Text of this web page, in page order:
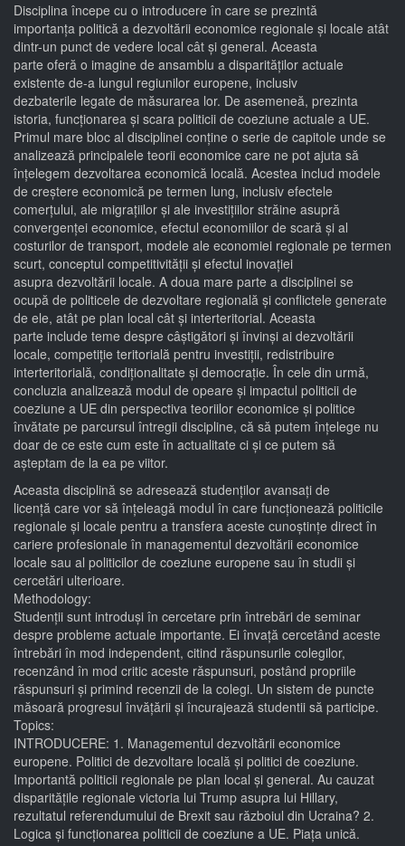
Disciplina începe cu o introducere în care se prezintă
importanța politică a dezvoltării economice regionale și locale atât
dintr-un punct de vedere local cât și general. Aceasta
parte oferă o imagine de ansamblu a disparităților actuale
existente de-a lungul regiunilor europene, inclusiv
dezbaterile legate de măsurarea lor. De asemeneă, prezinta
istoria, funcționarea și scara politicii de coeziune actuale a UE.
Primul mare bloc al disciplinei conține o serie de capitole unde se
analizează principalele teorii economice care ne pot ajuta să
înțelegem dezvoltarea economică locală. Acestea includ modele
de creștere economică pe termen lung, inclusiv efectele
comerțului, ale migrațiilor și ale investițiilor străine asupră
convergenței economice, efectul economiilor de scară și al
costurilor de transport, modele ale economiei regionale pe termen
scurt, conceptul competitivității și efectul inovației
asupra dezvoltării locale. A doua mare parte a disciplinei se
ocupă de politicele de dezvoltare regională și conflictele generate
de ele, atât pe plan local cât și interteritorial. Aceasta
parte include teme despre câștigători și învinși ai dezvoltării
locale, competiție teritorială pentru investiții, redistribuire
interteritorială, condiționalitate și democrație. În cele din urmă,
concluzia analizează modul de opeare și impactul politicii de
coeziune a UE din perspectiva teoriilor economice și politice
învătate pe parcursul întregii discipline, că să putem înțelege nu
doar de ce este cum este în actualitate ci și ce putem să
așteptam de la ea pe viitor.
Aceasta disciplină se adresează studenților avansați de
licență care vor să înțeleagă modul în care funcționează politicile
regionale și locale pentru a transfera aceste cunoștințe direct în
cariere profesionale în managementul dezvoltării economice
locale sau al politicilor de coeziune europene sau în studii și
cercetări ulterioare.
Methodology:
Studenții sunt introduși în cercetare prin întrebări de seminar
despre probleme actuale importante. Ei învață cercetând aceste
întrebări în mod independent, citind răspunsurile colegilor,
recenzând în mod critic aceste răspunsuri, postând propriile
răspunsuri și primind recenzii de la colegi. Un sistem de puncte
măsoară progresul învățării și încurajează studentii să participe.
Topics:
INTRODUCERE: 1. Managementul dezvoltării economice
europene. Politici de dezvoltare locală și politici de coeziune.
Importantă politicii regionale pe plan local și general. Au cauzat
disparitățile regionale victoria lui Trump asupra lui Hillary,
rezultatul referendumului de Brexit sau războiul din Ucraina? 2.
Logica și funcționarea politicii de coeziune a UE. Piața unică.